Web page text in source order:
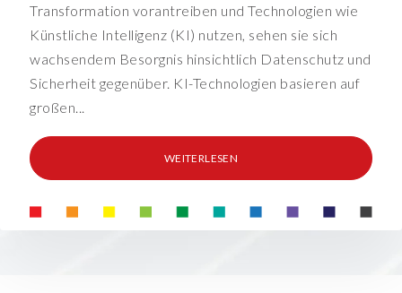
Transformation vorantreiben und Technologien wie
Künstliche Intelligenz (KI) nutzen, sehen sie sich
wachsendem Besorgnis hinsichtlich Datenschutz und
Sicherheit gegenüber. KI-Technologien basieren auf
großen...
WEITERLESEN